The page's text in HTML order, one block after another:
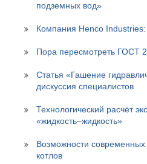
подземных вод»
Компания Henco
Пора пересмотреть ГОСТ
Статья «Гашение
дискуссия специалистов
Технологический расчёт
«жидкость–жидкость»
Возможности современных
котлов